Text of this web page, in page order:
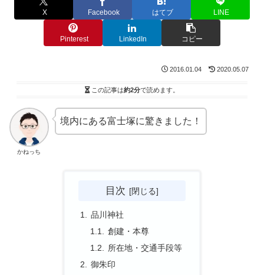
X Facebook はてブ LINE
Pinterest LinkedIn コピー
2016.01.04 2020.05.07
この記事は約2分で読めます。
かねっち
境内にある富士塚に驚きました！
目次
品川神社
創建・本尊
所在地・交通手段等
御朱印